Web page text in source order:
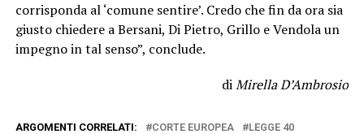
corrisponda al ‘comune sentire’. Credo che fin da ora sia
giusto chiedere a Bersani, Di Pietro, Grillo e Vendola un
impegno in tal senso”, conclude.
diMirella D’Ambrosio
ARGOMENTI CORRELATI: CORTE EUROPEA
LEGGE 40